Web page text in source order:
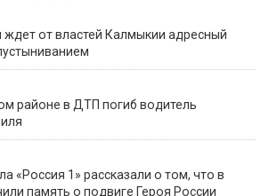
ждет от властей Калмыкии адресный
районе в ДТП погиб водитель
«Россия 1» рассказали о том, что в
память о подвиге Героя России